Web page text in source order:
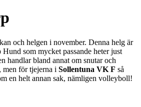
och helgen i november. Denna helg är
som mycket passande heter just
handlar bland annat om snutar och
men för tjejerna i Sollentuna VK F så
en helt annan sak, nämligen volleyboll!